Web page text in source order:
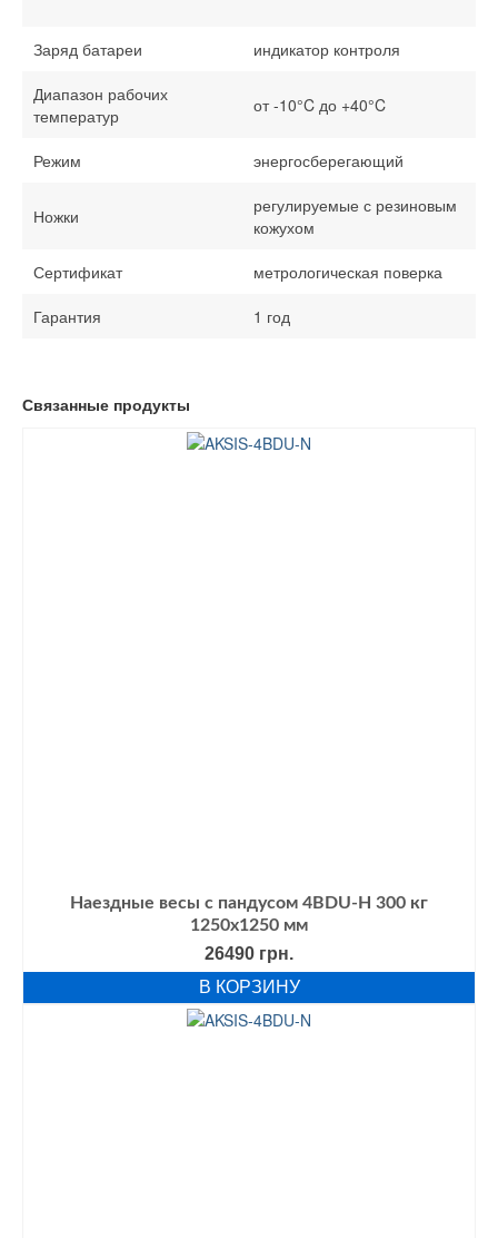
Заряд батареи
индикатор контроля
Диапазон рабочих
температур
от -10°C до +40°C
Режим энергосберегающий
Ножки
регулируемые с резиновым
кожухом
Сертификат
метрологическая поверка
Гарантия
1 год
Связанные продукты
Наездные весы с пандусом 4BDU-Н 300 кг
1250х1250 мм
26490 грн.
В КОРЗИНУ